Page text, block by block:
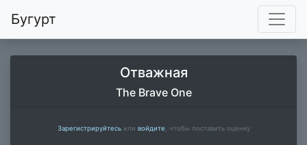
Бугурт
Отважная
The Brave One
Зарегистрируйтесьили войдите , чтобы поставить оценку